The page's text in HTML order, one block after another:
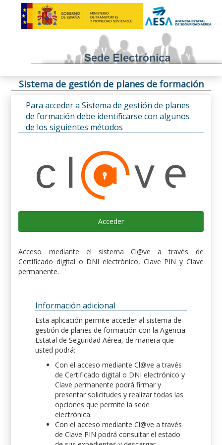
Sistema de gestión de planes de formación
Para acceder a Sistema de gestión de planes
de formación debe identificarse con algunos
de los siguientes métodos
Acceder
Acceso mediante el sistema Cl@ve a través de
Certificado digital o DNI electrónico, Clave PIN y Clave
permanente.
Información adicional
Esta aplicación permite acceder al sistema de
gestión de planes de formación con la Agencia
Estatal de Seguridad Aérea, de manera que
usted podrá:
Con el acceso mediante Cl@ve a través
de Certificado digital o DNI electrónico y
Clave permanente podrá firmar y
presentar solicitudes y realizar todas las
opciones que permite la sede
electrónica.
Con el acceso mediante Cl@ve a través
de Clave PIN podrá consultar el estado